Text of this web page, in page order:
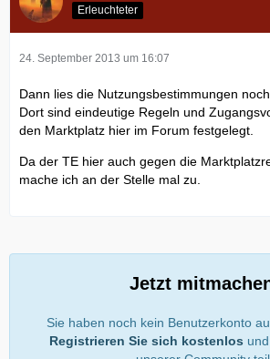
Erleuchteter
24. September 2013 um 16:07
Dann lies die Nutzungsbestimmungen
Dort sind eindeutige Regeln und
den Marktplatz hier im Forum festgelegt.
Da der TE hier auch gegen die
mache ich an der Stelle mal zu.
Jetzt
Sie haben noch kein Benutzerkonto
Registrieren Sie sich kostenlos